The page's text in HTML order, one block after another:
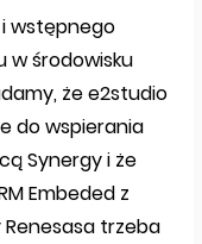
wstępnego
w środowisku
że e2studio
do wspierania
Synergy i że
Embeded z
trzeba